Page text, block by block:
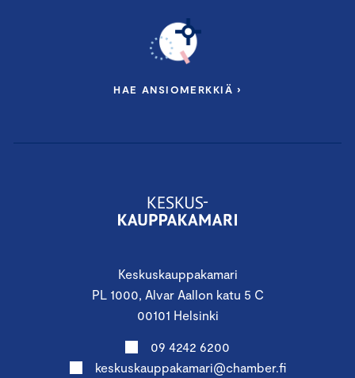
Keskuskauppakamari
PL 1000, Alvar Aallon katu 5 C
00101 Helsinki
09 4242 6200
keskuskauppakamari@chamber.fi
HAE ANSIOMERKKIÄ ›